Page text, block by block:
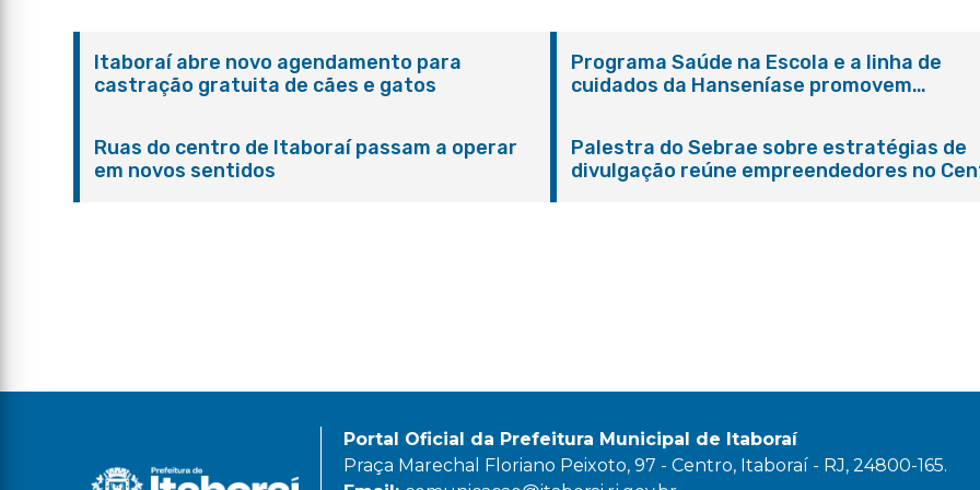
Itaboraí abre novo agendamento para
castração gratuita de cães e gatos
Programa Saúde na Escola e a linha de
cuidados da Hanseníase promovem
Ruas do centro de Itaboraí passam a operar
em novos sentidos
Palestra do Sebrae sobre estratégias de
divulgação reúne empreendedores no
Portal Oficial da Prefeitura Municipal de Itaboraí
Praça Marechal Floriano Peixoto, 97 - Centro, Itaboraí - RJ, 24800-165.